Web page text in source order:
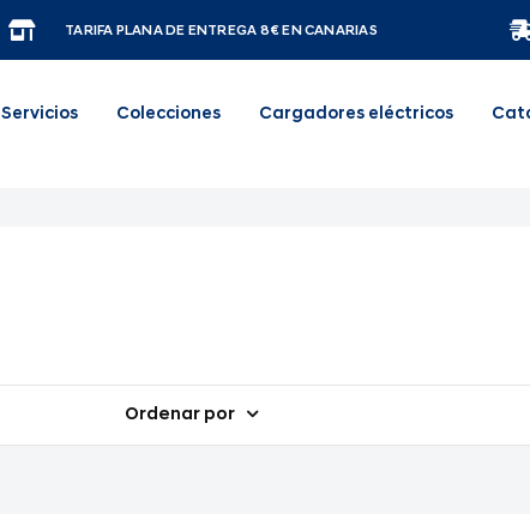
TARIFA PLANA DE ENTREGA 8€ EN CANARIAS
Servicios Colecciones Cargadores eléctricos
Ordenar por